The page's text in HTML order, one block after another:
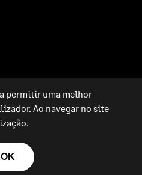
Privacidade e Cookies
permitir uma melhor
Ao navegar no site
OK